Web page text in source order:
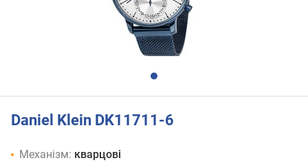
Daniel Klein DK11711-6
Механізм: кварцові